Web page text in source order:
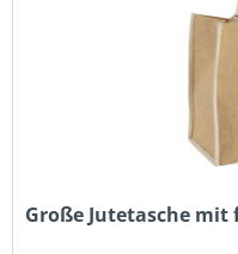
Große Jutetasche